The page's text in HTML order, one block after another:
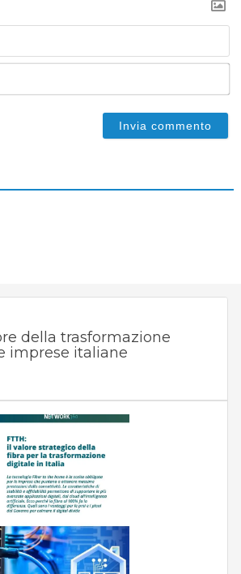
della trasformazione
imprese italiane